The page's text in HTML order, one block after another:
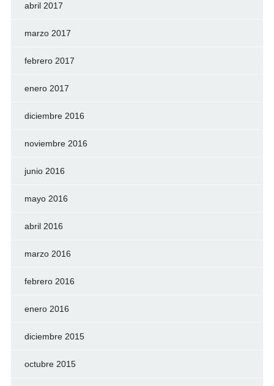
abril 2017
marzo 2017
febrero 2017
enero 2017
diciembre 2016
noviembre 2016
junio 2016
mayo 2016
abril 2016
marzo 2016
febrero 2016
enero 2016
diciembre 2015
octubre 2015